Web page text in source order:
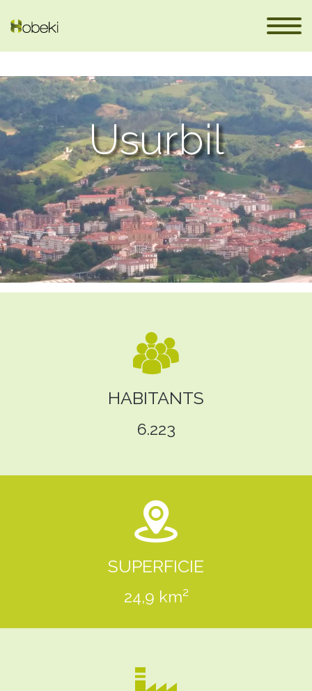
fr
Usurbil
HABITANTS
6.223
SUPERFICIE
24,9 km²